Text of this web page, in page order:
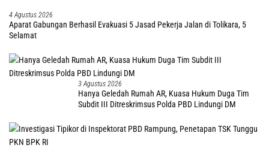
4 Agustus 2026
Aparat Gabungan Berhasil Evakuasi 5 Jasad Pekerja Jalan di Tolikara, 5
Selamat
3 Agustus 2026
Hanya Geledah Rumah AR, Kuasa Hukum Duga Tim
Subdit III Ditreskrimsus Polda PBD Lindungi DM